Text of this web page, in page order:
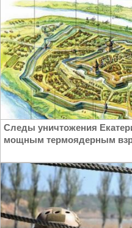
Следы уничтожения
мощным термоядерным